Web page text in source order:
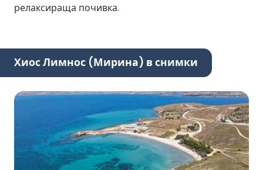
релаксираща почивка.
Хиос Лимнос (Мирина) в снимки